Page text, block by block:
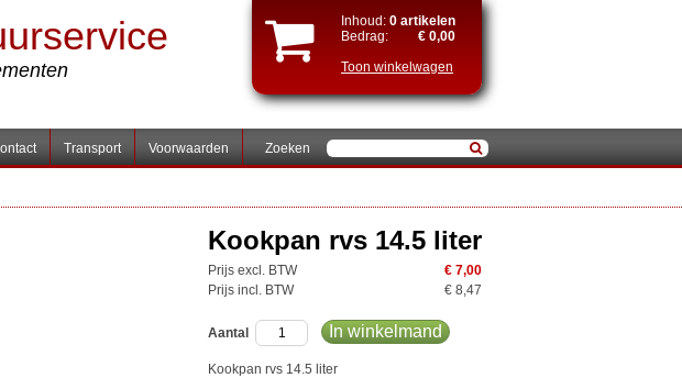
Inhoud: 0 artikelen
Bedrag:
€ 0,00
Toon winkelwagen
Zoeken
Transport Voorwaarden
Kookpan rvs 14.5 liter
Prijs excl. BTW
€ 7,00
Prijs incl. BTW
€ 8,47
Aantal In winkelmand
Kookpan rvs 14.5 liter